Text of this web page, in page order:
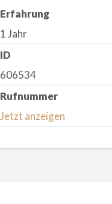
Erfahrung
1 Jahr
ID
606534
Rufnummer
Jetzt anzeigen